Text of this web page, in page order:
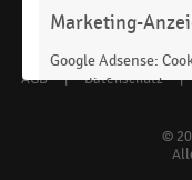
Bitte
überprüfen
Sie
Social
media
©
Footer
AGB | Datenschutz |
Marketing-
Google Adsense:
auszuliefern und
und
Cookie-Name:
Limited, Gordon